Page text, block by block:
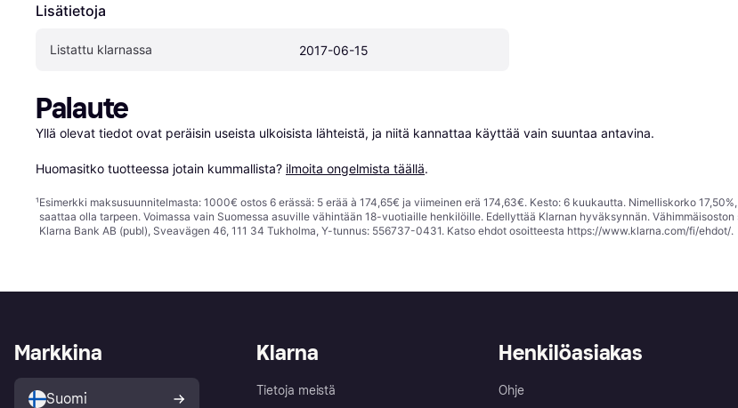
Lisätietoja
Listattu klarnassa 2017-06-15
Palaute
Yllä olevat tiedot ovat peräisin useista ulkoisista lähteistä, ja niitä kannattaa käyttää vain suuntaa antavina.
Huomasitko tuotteessa jotain kummallista? ilmoita ongelmista täällä.
¹Esimerkki maksusuunnitelmasta: 1000€ ostos 6 erässä: 5 erää à 174,65€ ja viimeinen erä 174,63€. Kesto: 6 kuukautta. Nimelliskorko
saattaa olla tarpeen. Voimassa vain Suomessa asuville vähintään 18-vuotiaille henkilöille. Edellyttää Klarnan hyväksynnän.
Klarna Bank AB (publ), Sveavägen 46, 111 34 Tukholma, Y-tunnus: 556737-0431. Katso ehdot osoitteesta https://www.klarna.com/fi/ehdot/.
Klarna
Tietoja meistä
Henkilöasiakas
Ohje
Markkina
Suomi